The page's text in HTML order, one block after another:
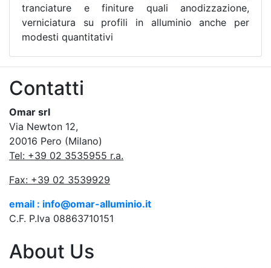
tranciature e finiture quali anodizzazione,
verniciatura su profili in alluminio anche per
modesti quantitativi
Contatti
Omar srl
Via Newton 12,
20016 Pero (Milano)
Tel: +39 02 3535955 r.a.
Fax: +39 02 3539929
email : info@omar-alluminio.it
C.F. P.Iva 08863710151
About Us